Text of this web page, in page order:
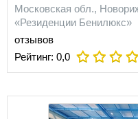
Московская обл.,
«Резиденции Бенилюкс»
отзывов
Рейтинг: 0,0